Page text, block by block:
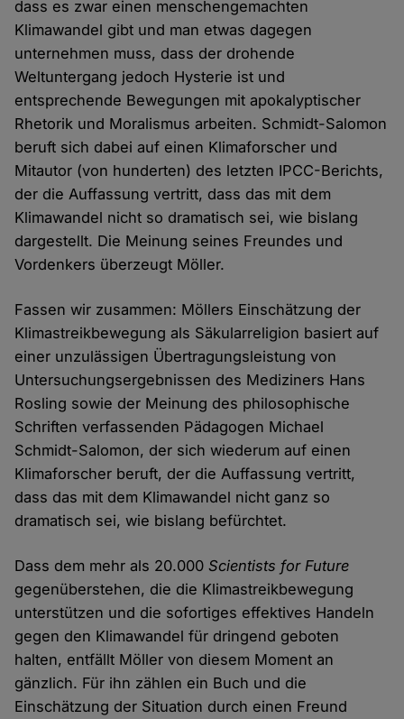
dass es zwar einen menschengemachten
Klimawandel gibt und man etwas dagegen
unternehmen muss, dass der drohende
Weltuntergang jedoch Hysterie ist und
entsprechende Bewegungen mit apokalyptischer
Rhetorik und Moralismus arbeiten. Schmidt-Salomon
beruft sich dabei auf einen Klimaforscher und
Mitautor (von hunderten) des letzten IPCC-Berichts,
der die Auffassung vertritt, dass das mit dem
Klimawandel nicht so dramatisch sei, wie bislang
dargestellt. Die Meinung seines Freundes und
Vordenkers überzeugt Möller.
Fassen wir zusammen: Möllers Einschätzung der
Klimastreikbewegung als Säkularreligion basiert auf
einer unzulässigen Übertragungsleistung von
Untersuchungsergebnissen des Mediziners Hans
Rosling sowie der Meinung des philosophische
Schriften verfassenden Pädagogen Michael
Schmidt-Salomon, der sich wiederum auf einen
Klimaforscher beruft, der die Auffassung vertritt,
dass das mit dem Klimawandel nicht ganz so
dramatisch sei, wie bislang befürchtet.
Dass dem mehr als 20.000Scientists for Future
gegenüberstehen, die die Klimastreikbewegung
unterstützen und die sofortiges effektives Handeln
gegen den Klimawandel für dringend geboten
halten, entfällt Möller von diesem Moment an
gänzlich. Für ihn zählen ein Buch und die
Einschätzung der Situation durch einen Freund